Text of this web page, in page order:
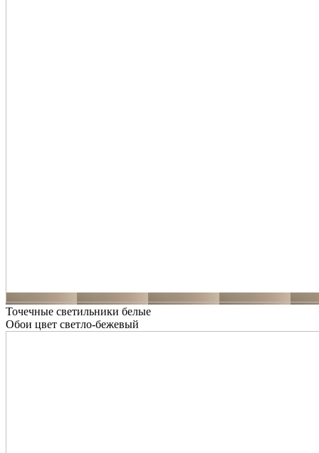
Точечные светильники белые
Обои цвет светло-бежевый